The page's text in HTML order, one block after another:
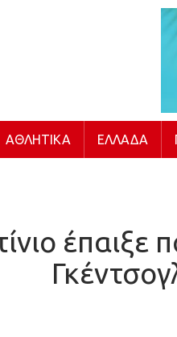
ΑΘΛΗΤΙΚΆ ΕΛΛΆΔΑ
έπαιξε